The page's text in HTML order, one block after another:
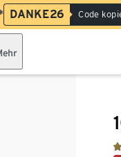
DANKE26 Code